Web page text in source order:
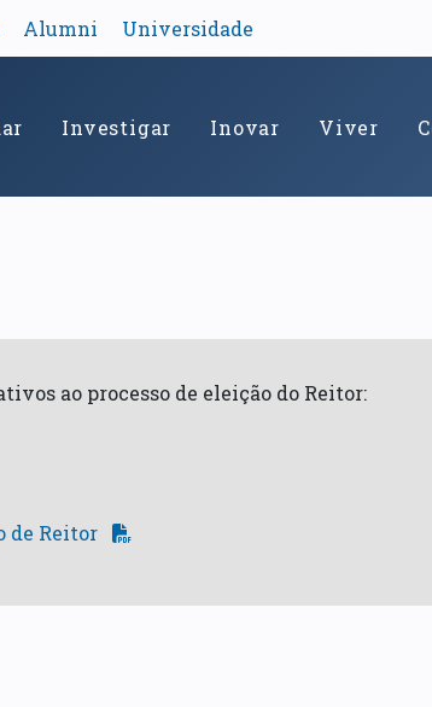
Alumni Universidade
Investigar Inovar Viver
ao processo de eleição do Reitor:
de Reitor